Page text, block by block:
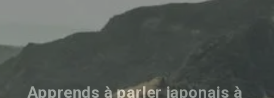
Apprends à parler japonais à